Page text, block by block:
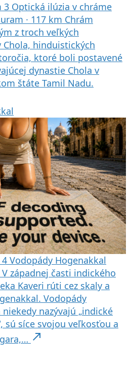
3 Optická ilúzia v chráme
· 117 km Chrám
z troch veľkých
hinduistických
ktoré boli postavené
dynastie Chola v
štáte Tamil Nadu.
4 Vodopády Hogenakkal
V západnej časti indického
Kaveri rúti cez skaly a
Vodopády
nazývajú „indické
sú síce svojou veľkosťou a
north_east